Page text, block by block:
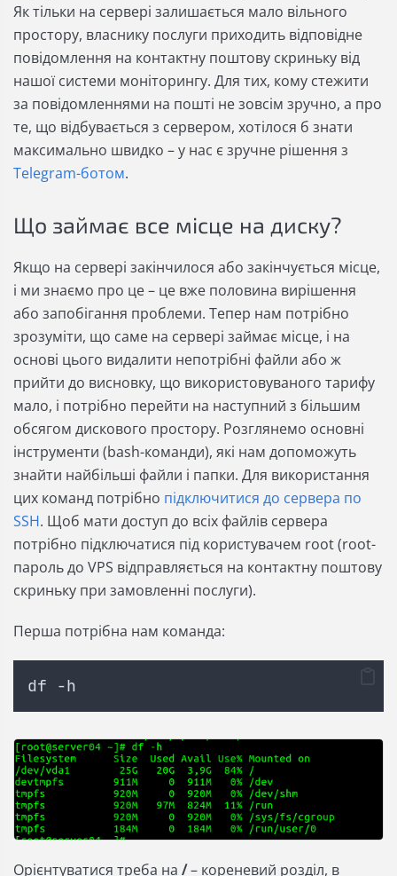
Як тільки на сервері залишається мало вільного
простору, власнику послуги приходить відповідне
повідомлення на контактну поштову скриньку від
нашої системи моніторингу. Для тих, кому стежити
за повідомленнями на пошті не зовсім зручно, а про
те, що відбувається з сервером, хотілося б знати
максимально швидко – у нас є зручне рішення з
Telegram-ботом.
Що займає все місце на диску?
Якщо на сервері закінчилося або закінчується місце,
і ми знаємо про це – це вже половина вирішення
або запобігання проблеми. Тепер нам потрібно
зрозуміти, що саме на сервері займає місце, і на
основі цього видалити непотрібні файли або ж
прийти до висновку, що використовуваного тарифу
мало, і потрібно перейти на наступний з більшим
обсягом дискового простору. Розглянемо основні
інструменти (bash-команди), які нам допоможуть
знайти найбільші файли і папки. Для використання
цих команд потрібно підключитися до сервера по
SSH. Щоб мати доступ до всіх файлів сервера
потрібно підключатися під користувачем root (root-
пароль до VPS відправляється на контактну поштову
скриньку при замовленні послуги).
Перша потрібна нам команда:
df -h
Орієнтуватися треба на /– кореневий розділ, в